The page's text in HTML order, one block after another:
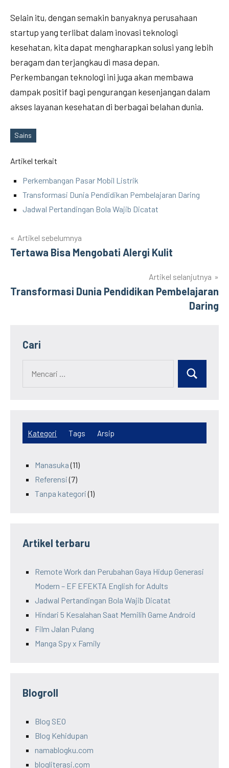
Selain itu, dengan semakin banyaknya perusahaan
startup yang terlibat dalam inovasi teknologi
kesehatan, kita dapat mengharapkan solusi yang lebih
beragam dan terjangkau di masa depan.
Perkembangan teknologi ini juga akan membawa
dampak positif bagi pengurangan kesenjangan dalam
akses layanan kesehatan di berbagai belahan dunia.
Tags
Sains
Artikel terkait
Perkembangan Pasar Mobil Listrik
Transformasi Dunia Pendidikan Pembelajaran Daring
Jadwal Pertandingan Bola Wajib Dicatat
Post
Artikel sebelumnya
Tertawa Bisa Mengobati Alergi Kulit
Artikel selanjutnya
Transformasi Dunia Pendidikan Pembelajaran
Daring
Cari
Kategori Tags Arsip
Manasuka (11)
Referensi (7)
Tanpa kategori (1)
Artikel terbaru
Remote Work dan Perubahan Gaya Hidup Generasi
Modern – EF EFEKTA English for Adults
Jadwal Pertandingan Bola Wajib Dicatat
Hindari 5 Kesalahan Saat Memilih Game Android
Film Jalan Pulang
Manga Spy x Family
Blogroll
Blog SEO
Blog Kehidupan
namablogku.com
blogliterasi.com